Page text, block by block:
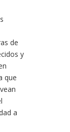
de
y
que
a